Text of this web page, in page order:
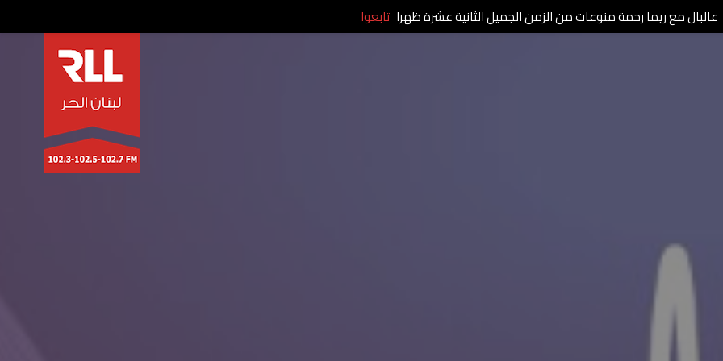
عالبال مع ريما رحمة منوعات من الزمن الجميل الثانية عشرة ظهرا تابعوا